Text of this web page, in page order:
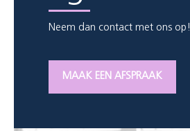
Neem dan contact met ons op!
MAAK EEN AFSPRAAK